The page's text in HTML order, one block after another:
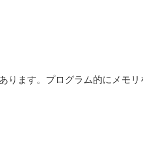
ます。プログラム的にメモ